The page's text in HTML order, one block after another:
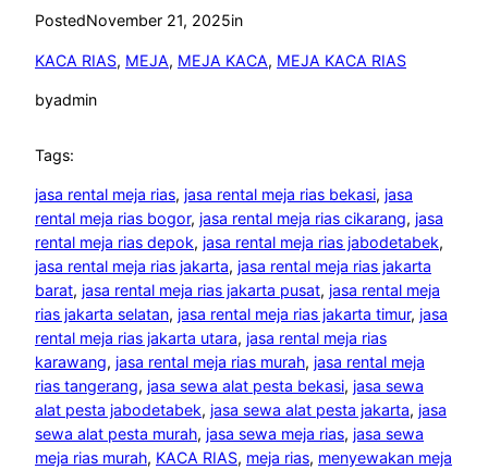
PostedNovember 21, 2025in
KACA RIAS, MEJA, MEJA KACA, MEJA KACA RIAS
byadmin
Tags:
jasa rental meja rias, jasa rental meja rias bekasi, jasa
rental meja rias bogor, jasa rental meja rias cikarang, jasa
rental meja rias depok, jasa rental meja rias jabodetabek
jasa rental meja rias jakarta, jasa rental meja rias jakarta
barat, jasa rental meja rias jakarta pusat, jasa rental meja
rias jakarta selatan, jasa rental meja rias jakarta timur, jasa
rental meja rias jakarta utara, jasa rental meja rias
karawang, jasa rental meja rias murah, jasa rental meja
rias tangerang, jasa sewa alat pesta bekasi, jasa sewa
alat pesta jabodetabek, jasa sewa alat pesta jakarta, jasa
sewa alat pesta murah, jasa sewa meja rias, jasa sewa
meja rias murah, KACA RIAS, meja rias, menyewakan meja